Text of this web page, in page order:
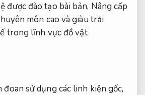
được đào tạo bài bản, Nâng cấp
môn cao và giàu trải
trong lĩnh vực đồ vật
đoan sử dụng các linh kiện gốc,